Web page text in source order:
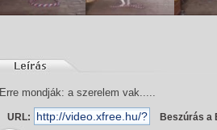
Erre mondják: a szerelem vak.....
URL: Beszúrás a